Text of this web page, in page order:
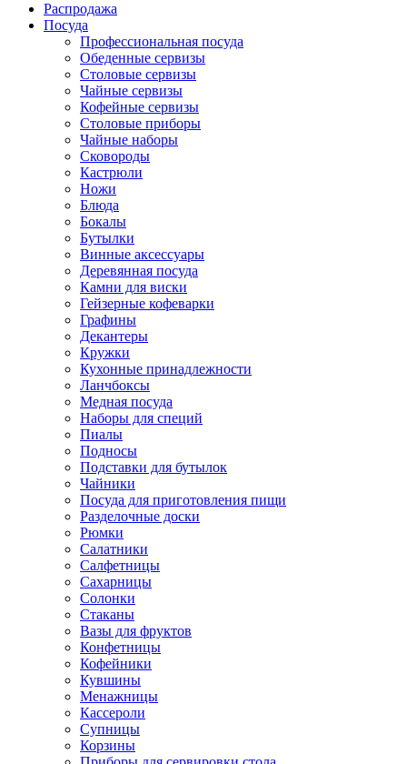
Распродажа
Посуда
Профессиональная посуда
Обеденные сервизы
Столовые сервизы
Чайные сервизы
Кофейные сервизы
Столовые приборы
Чайные наборы
Сковороды
Кастрюли
Ножи
Блюда
Бокалы
Бутылки
Винные аксессуары
Деревянная посуда
Камни для виски
Гейзерные кофеварки
Графины
Декантеры
Кружки
Кухонные принадлежности
Ланчбоксы
Медная посуда
Наборы для специй
Пиалы
Подносы
Подставки для бутылок
Чайники
Посуда для приготовления пищи
Разделочные доски
Рюмки
Салатники
Салфетницы
Сахарницы
Солонки
Стаканы
Вазы для фруктов
Конфетницы
Кофейники
Кувшины
Менажницы
Кассероли
Супницы
Корзины